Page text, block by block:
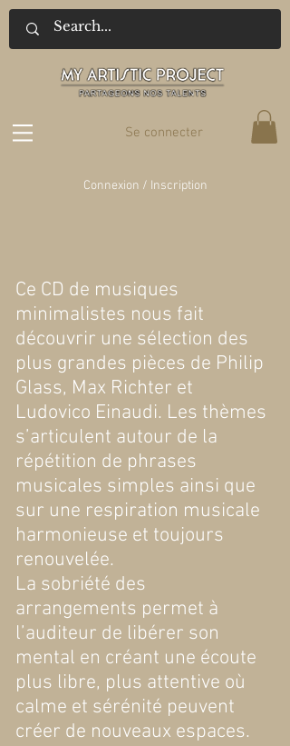
Se connecter
Connexion / Inscription
Ce CD de musiques
minimalistes nous fait
découvrir une sélection des
plus grandes pièces de Philip
Glass, Max Richter et
Ludovico Einaudi. Les thèmes
s’articulent autour de la
répétition de phrases
musicales simples ainsi que
sur une respiration musicale
harmonieuse et toujours
renouvelée.
La sobriété des
arrangements permet à
l’auditeur de libérer son
mental en créant une écoute
plus libre, plus attentive où
calme et sérénité peuvent
créer de nouveaux espaces.